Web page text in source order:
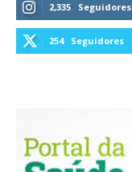
2,335 Seguidores
254 Seguidores